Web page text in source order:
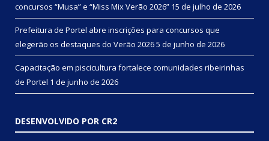
concursos “Musa” e “Miss Mix Verão 2026” 15 de julho de 2026
Prefeitura de Portel abre inscrições para concursos que
elegerão os destaques do Verão 20265 de junho de 2026
Capacitação em piscicultura fortalece comunidades ribeirinhas
de Portel 1 de junho de 2026
DESENVOLVIDO POR CR2